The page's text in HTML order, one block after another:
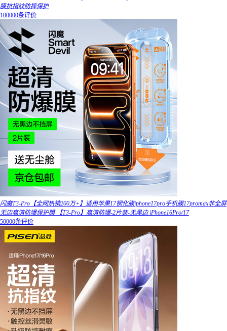
膜抗指纹防摔保护
100000条评价
闪魔T3-Pro【全网热销200万+】适用苹果17钢化膜iphone17pro手机膜17promax非全屏
无边高清防爆保护膜 【T3-Pro】高清防爆-2片装-无黑边 iPhone16Pro/17
50000条评价